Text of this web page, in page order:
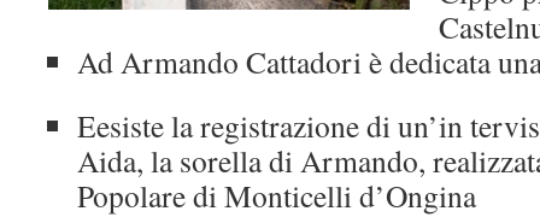
Ad Armando Cattadori è dedicata
Eesiste la registrazione di un’in
Aida, la sorella di Armando,
Popolare di Monticelli d’Ongina